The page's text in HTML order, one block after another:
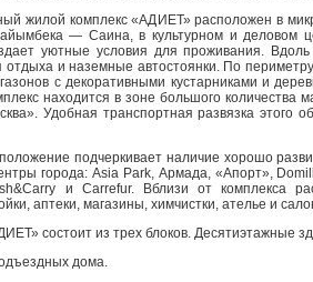
жилой комплекс «АДИЕТ» расположен в
— Саина, в культурном и деловом
уютные условия для проживания.
и наземные автостоянки. По
с декоративными кустарниками и
находится в зоне большого количества
Удобная транспортная развязка этого
подчеркивает наличие хорошо
города: Asia Park, Армада, «Апорт»,
и Carrefur. Вблизи от комплекса
аптеки, магазины, химчистки, ателье и
состоит из трех блоков. Десятиэтажные
дома.